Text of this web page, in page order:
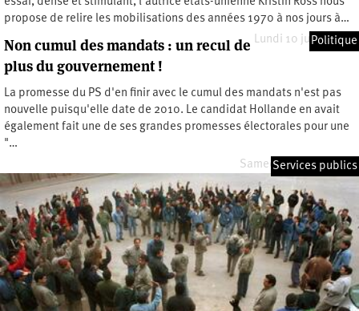
propose de relire les mobilisations des années 1970 à nos jours à…
Lundi 10 juillet 2023
Politique
Non cumul des mandats : un recul de
plus du gouvernement !
La promesse du PS d'en finir avec le cumul des mandats n'est pas
nouvelle puisqu'elle date de 2010. Le candidat Hollande en avait
également fait une de ses grandes promesses électorales pour une
"…
Samedi 16 février 2013
Services publics